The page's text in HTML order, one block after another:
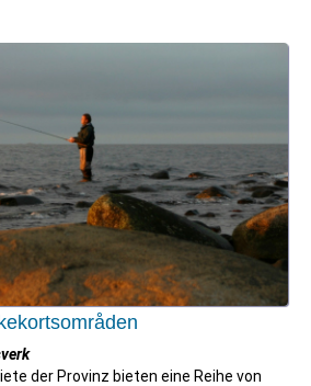
der Provinz bieten eine Reihe von